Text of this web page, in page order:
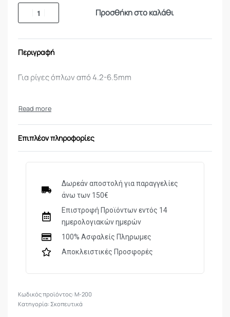
Προσθήκη στο καλάθι
Περιγραφή
Για ρίγες όπλων από 4.2-6.5mm
Επιπλέον πληροφορίες
Δωρεάν αποστολή για παραγγελίες
άνω των 150€
Επιστροφή Προϊόντων εντός 14
ημερολογιακών ημερών
100% Ασφαλείς Πληρωμες
Αποκλειστικές Προσφορές
M-200
Κατηγορία:Σκοπευτικά